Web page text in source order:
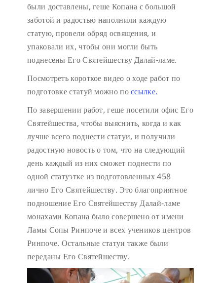
были доставлены, геше Копана с большой
заботой и радостью наполнили каждую
статую, провели обряд освящения, и
упаковали их, чтобы они могли быть
поднесены Его Святейшеству Далай-ламе.
Посмотреть короткое видео о ходе работ по
подготовке статуй можно поссылке.
По завершении работ, геше посетили офис Его
Святейшества, чтобы выяснить, когда и как
лучше всего поднести статуи, и получили
радостную новость о том, что на следующий
день каждый из них сможет поднести по
одной статуэтке из подготовленных 458
лично Его Святейшеству. Это благоприятное
подношение Его Святейшеству Далай-ламе
монахами Копана было совершено от имени
Ламы Сопы Ринпоче и всех учеников центров
Ринпоче. Остальные статуи также были
переданы Его Святейшеству.